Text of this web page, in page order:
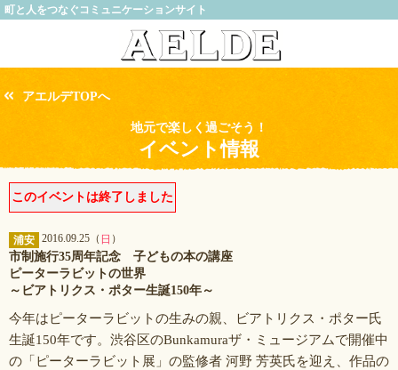
町と人をつなぐコミュニケーションサイト
アエルデTOPへ
地元で楽しく過ごそう！
イベント情報
このイベントは終了しました
浦安 2016.09.25（ 日 ）
市制施行35周年記念 子どもの本の講座
ピーターラビットの世界
～ビアトリクス・ポター生誕150年～
今年はピーターラビットの生みの親、ビアトリクス・ポター氏
生誕150年です。渋谷区のBunkamuraザ・ミュージアムで開催中
の「ピーターラビット展」の監修者 河野 芳英氏を迎え、作品の